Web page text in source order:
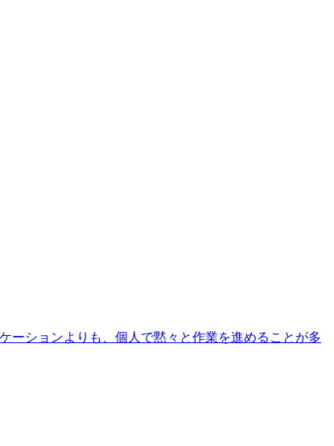
ーションよりも、個人で黙々と作業を進めることが多